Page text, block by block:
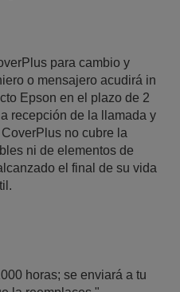
para cambio y
o mensajero acudirá in
Epson en el plazo de 2
recepción de la llamada y
no cubre la
ni de elementos de
el final de su vida
horas; se enviará a tu